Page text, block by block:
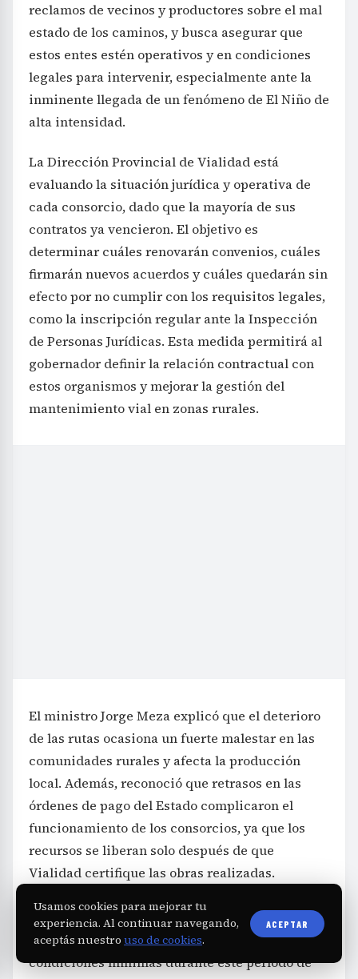
reclamos de vecinos y productores sobre el mal
estado de los caminos, y busca asegurar que
estos entes estén operativos y en condiciones
legales para intervenir, especialmente ante la
inminente llegada de un fenómeno de El Niño de
alta intensidad.
La Dirección Provincial de Vialidad está
evaluando la situación jurídica y operativa de
cada consorcio, dado que la mayoría de sus
contratos ya vencieron. El objetivo es
determinar cuáles renovarán convenios, cuáles
firmarán nuevos acuerdos y cuáles quedarán sin
efecto por no cumplir con los requisitos legales,
como la inscripción regular ante la Inspección
de Personas Jurídicas. Esta medida permitirá al
gobernador definir la relación contractual con
estos organismos y mejorar la gestión del
mantenimiento vial en zonas rurales.
El ministro Jorge Meza explicó que el deterioro
de las rutas ocasiona un fuerte malestar en las
comunidades rurales y afecta la producción
local. Además, reconoció que retrasos en las
órdenes de pago del Estado complicaron el
funcionamiento de los consorcios, ya que los
recursos se liberan solo después de que
Vialidad certifique las obras realizadas.
Dirección Provincial de Vialidad realiza
trabajos propios para mantener las rutas en
condiciones mínimas durante este período de
Usamos cookies para mejorar tu
experiencia. Al continuar navegando,
aceptás nuestro uso de cookies.
ACEPTAR